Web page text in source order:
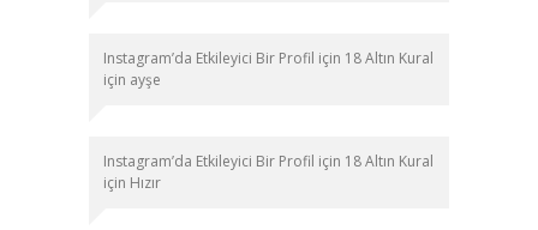
Instagram’da Etkileyici Bir Profil için 18 Altın Kural
için ayşe
Instagram’da Etkileyici Bir Profil için 18 Altın Kural
için Hızır